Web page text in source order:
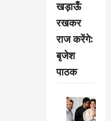
खड़ाऊँ
रखकर
राज करेंगे:
बृजेश
पाठक